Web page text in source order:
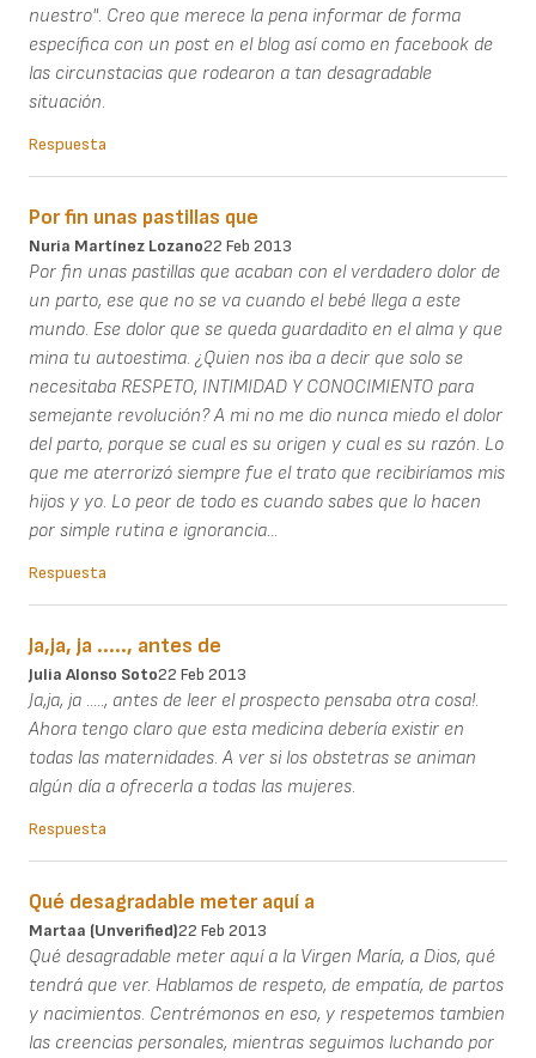
nuestro". Creo que merece la pena informar de forma
específica con un post en el blog así como en facebook de
las circunstacias que rodearon a tan desagradable
situación.
Respuesta
Por fin unas pastillas que
Nuria Martínez Lozano22 Feb 2013
Por fin unas pastillas que acaban con el verdadero dolor de
un parto, ese que no se va cuando el bebé llega a este
mundo. Ese dolor que se queda guardadito en el alma y que
mina tu autoestima. ¿Quien nos iba a decir que solo se
necesitaba RESPETO, INTIMIDAD Y CONOCIMIENTO para
semejante revolución? A mi no me dio nunca miedo el dolor
del parto, porque se cual es su origen y cual es su razón. Lo
que me aterrorizó siempre fue el trato que recibiríamos mis
hijos y yo. Lo peor de todo es cuando sabes que lo hacen
por simple rutina e ignorancia...
Respuesta
Ja,ja, ja ....., antes de
Julia Alonso Soto22 Feb 2013
Ja,ja, ja ....., antes de leer el prospecto pensaba otra cosa!.
Ahora tengo claro que esta medicina debería existir en
todas las maternidades. A ver si los obstetras se animan
algún día a ofrecerla a todas las mujeres.
Respuesta
Qué desagradable meter aquí a
Martaa (unverified)22 Feb 2013
Qué desagradable meter aquí a la Virgen María, a Dios, qué
tendrá que ver. Hablamos de respeto, de empatía, de partos
y nacimientos. Centrémonos en eso, y respetemos tambien
las creencias personales, mientras seguimos luchando por